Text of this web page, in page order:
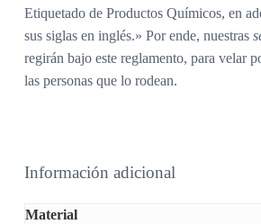
Etiquetado de Productos Químicos, en
sus siglas en inglés.» Por ende, nuestras
regirán bajo este reglamento, para velar
las personas que lo rodean.
Información adicional
Material